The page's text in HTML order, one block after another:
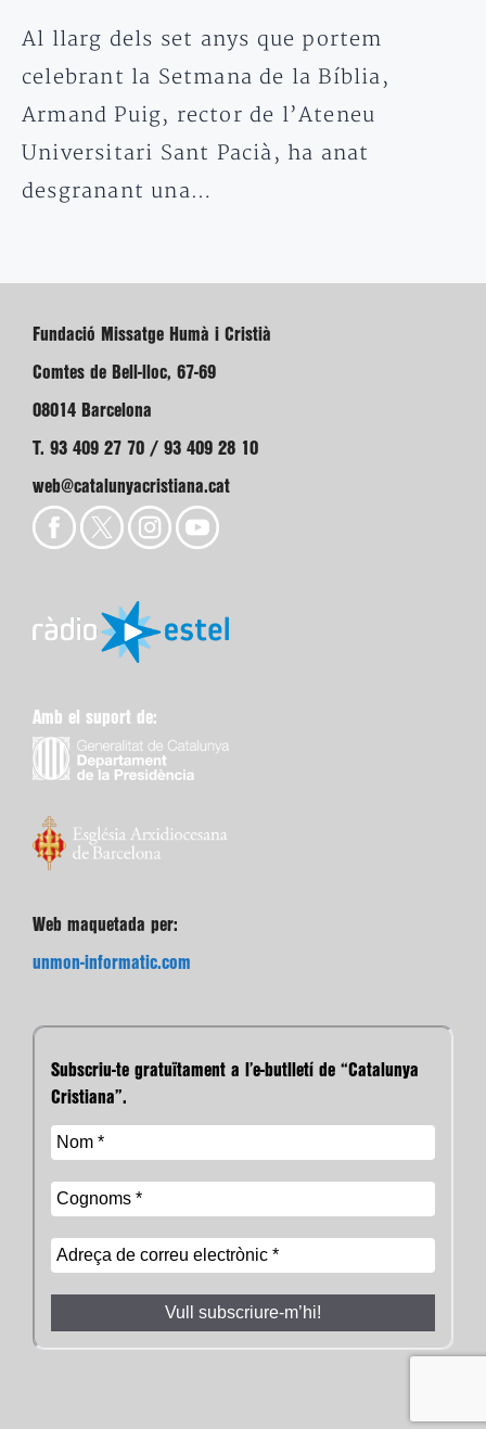
Al llarg dels set anys que portem
celebrant la Setmana de la Bíblia,
Armand Puig, rector de l’Ateneu
Universitari Sant Pacià, ha anat
desgranant una…
Fundació Missatge Humà i Cristià
Comtes de Bell-lloc, 67-69
08014 Barcelona
T. 93 409 27 70 / 93 409 28 10
web@catalunyacristiana.cat
Amb el suport de:
Web maquetada per:
unmon-informatic.com
Subscriu-te gratuïtament a l’e-butlletí de “Catalunya
Cristiana”.